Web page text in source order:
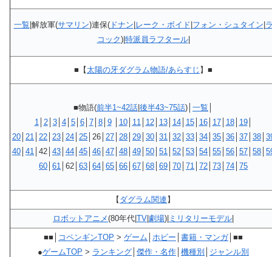
一覧|解放軍(サマリン)連保(ドナン|レーク・ボイド|フォン・シュタイン|
コック)|特派員ラフタール|
■【太陽の牙ダグラム物語/あらすじ 】■
■物語(前半1~42話|後半43~75話)│ 一覧
1
2│ 3│ 4│ 5│ 6│ 7│ 8│ 9│ 10│ 11 12│ 13│ 14│ 15│ 16│ 17│ 18│ 19│
20 21 22 23 24 25 │26│ 27 28 29 30 31 32 33 34 35 36 37 38
40 41 │42│ 43 44 45 46 47 48 49 50 51 52 53 54 55 56 57 58
60 61 │62│ 63 64 65 66 67 68 69 70 71 72 73 74 75
【ダグラム関連】
ロボットアニメ(80年代|TV|劇場)| ミリタリーモデル|
■■│ コペンギンTOP > ゲーム ホビー 書籍・マンガ│■■
●ゲームTOP > ランキング 傑作・名作 機種別
ジャンル別